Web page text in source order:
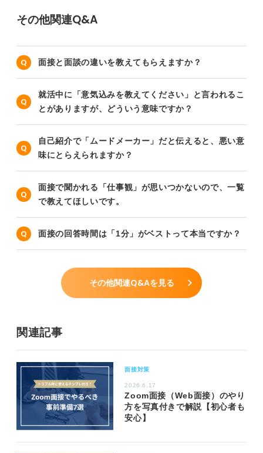
その他関連Q&A
面接と面談の違いを教えてもらえますか？
就活中に「意気込みを教えてください」と言われるこ
とがありますが、どういう意味ですか？
自己紹介で「ムードメーカー」だと伝えると、悪い意
味にとらえられますか？
面接で聞かれる「仕事観」が思いつかないので、一覧
で教えてほしいです。
面接の回答時間は「1分」がベストって本当ですか？
その他関連Q&Aを見る
関連記事
面接対策
2026.6.17
Zoom面接（Web面接）のやり
方を写真付きで解説【初心者も
安心】